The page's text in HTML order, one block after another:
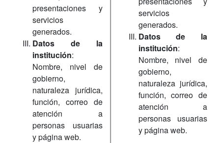
presentaciones y
servicios
generados.
Datos de la
institución:
Nombre, nivel de
gobierno,
naturaleza jurídica,
función, correo de
atención a
personas usuarias
y página web.
servicios
generados.
Datos de la
institución:
Nombre, nivel de
gobierno,
naturaleza jurídica,
función, correo de
atención a
personas usuarias
y página web.